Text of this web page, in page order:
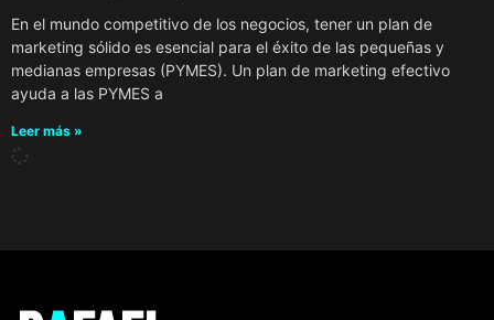
En el mundo competitivo de los negocios, tener un plan de
marketing sólido es esencial para el éxito de las pequeñas y
medianas empresas (PYMES). Un plan de marketing efectivo
ayuda a las PYMES a
Leer más »